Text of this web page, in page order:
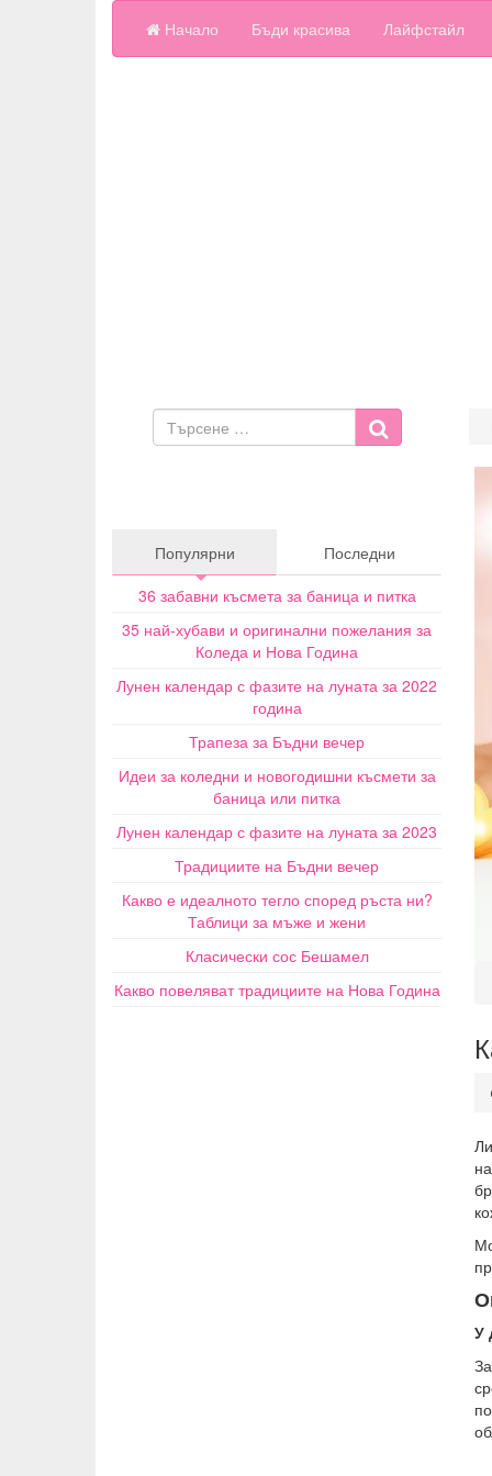
Начало Бъди красива Лайфстайл
У
Популярни
Последни
36 забавни късмета за баница и питка
35 най-хубави и оригинални пожелания за
Коледа и Нова Година
Лунен календар с фазите на луната за 2022
година
Трапеза за Бъдни вечер
Идеи за коледни и новогодишни късмети за
баница или питка
Лунен календар с фазите на луната за 2023
Традициите на Бъдни вечер
Какво е идеалното тегло според ръста ни?
Таблици за мъже и жени
Класически сос Бешамел
Какво повеляват традициите на Нова Година